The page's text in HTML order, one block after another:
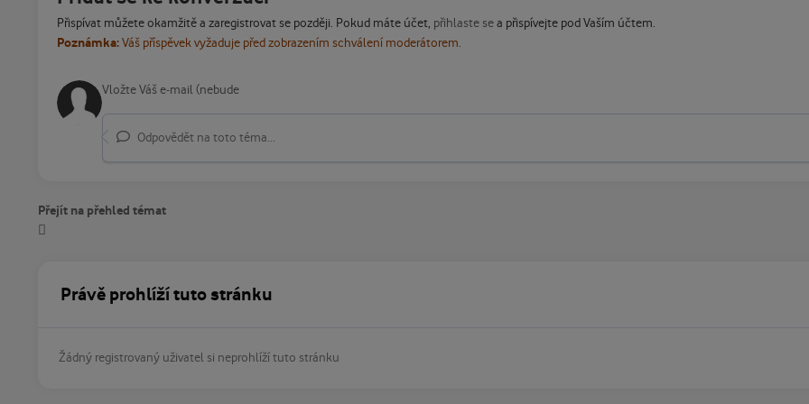
Přispívat můžete okamžitě a zaregistrovat se později. Pokud máte účet, přihlaste sea přispívejte pod Vaším účtem.
Poznámka:Váš příspěvek vyžaduje před zobrazením schválení moderátorem.
Odpovědět na toto téma...
Přejít na přehled témat
Právě prohlíží tuto stránku
Žádný registrovaný uživatel si neprohlíží tuto stránku